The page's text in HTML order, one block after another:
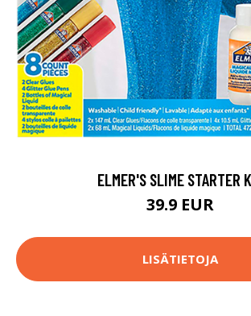
ELMER'S SLIME STARTER
39.9 EUR
LISÄTIETOJA